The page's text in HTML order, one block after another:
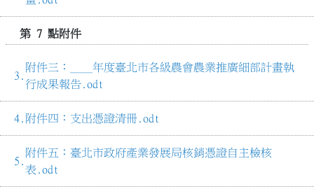
第 7 點附件
附件三：＿＿年度臺北市各級農會農業推廣細部計畫執
行成果報告.odt
附件四：支出憑證清冊.odt
附件五：臺北市政府產業發展局核銷憑證自主檢核
表.odt